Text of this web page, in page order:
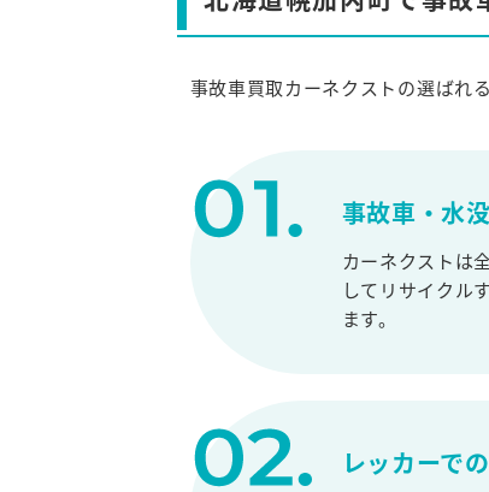
事故車買取カーネクストの選ばれ
事故車・水
カーネクストは
してリサイクル
ます。
レッカーで